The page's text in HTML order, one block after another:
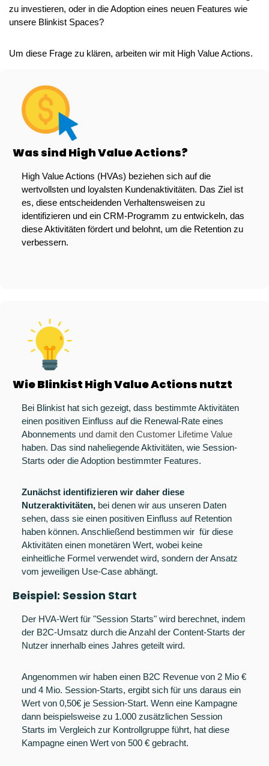
zu investieren, oder in die Adoption eines neuen Features wie
unsere Blinkist Spaces?
Um diese Frage zu klären, arbeiten wir mit High Value Actions.
Was sind High Value Actions?
High Value Actions (HVAs) beziehen sich auf die
wertvollsten und loyalsten Kundenaktivitäten. Das Ziel ist
es, diese entscheidenden Verhaltensweisen zu
identifizieren und ein CRM-Programm zu entwickeln, das
diese Aktivitäten fördert und belohnt, um die Retention zu
verbessern.
Wie Blinkist High Value Actions nutzt
Bei Blinkist hat sich gezeigt, dass bestimmte Aktivitäten
einen positiven Einfluss auf die Renewal-Rate eines
Abonnements und damit den Customer Lifetime Value
haben. Das sind naheliegende Aktivitäten, wie Session-
Starts oder die Adoption bestimmter Features.
Zunächst identifizieren wir daher diese
Nutzeraktivitäten, bei denen wir aus unseren Daten
sehen, dass sie einen positiven Einfluss auf Retention
haben können. Anschließend bestimmen wir  für diese
Aktivitäten einen monetären Wert, wobei keine
einheitliche Formel verwendet wird, sondern der Ansatz
vom jeweiligen Use-Case abhängt.
Beispiel: Session Start
Der HVA-Wert für "Session Starts" wird berechnet, indem
der B2C-Umsatz durch die Anzahl der Content-Starts der
Nutzer innerhalb eines Jahres geteilt wird.
Angenommen wir haben einen B2C Revenue von 2 Mio €
und 4 Mio. Session-Starts, ergibt sich für uns daraus ein
Wert von 0,50€ je Session-Start. Wenn eine Kampagne
dann beispielsweise zu 1.000 zusätzlichen Session
Starts im Vergleich zur Kontrollgruppe führt, hat diese
Kampagne einen Wert von 500 € gebracht.